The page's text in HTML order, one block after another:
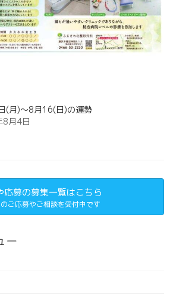
(月)～8月16(日)の運勢
月4日
応募の募集一覧はこちら
ご応募やご相談を受付中です
ー